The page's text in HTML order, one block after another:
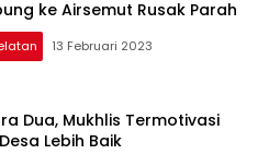
ke Airsemut Rusak Parah
13 Februari 2023
Dua, Mukhlis Termotivasi
Lebih Baik